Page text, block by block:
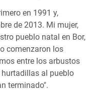
en 1991 y,
de 2013. Mi mujer,
pueblo natal en Bor,
comenzaron los
entre los arbustos
al pueblo
terminado".